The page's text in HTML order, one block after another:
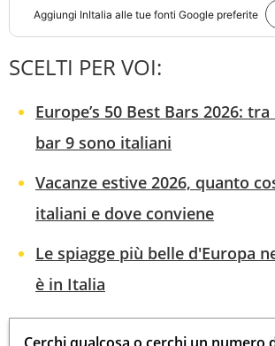
Aggiungi InItalia alle tue fonti Google preferite
SCELTI PER VOI:
Europe’s 50 Best Bars 2026:
bar 9 sono italiani
Vacanze estive 2026, quanto
italiani e dove conviene
Le spiagge più belle d'Europa
è in Italia